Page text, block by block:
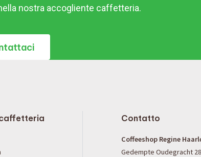
nostra accogliente caffetteria.
Contatto
Coffeeshop Regine
Gedempte Oudegracht 28